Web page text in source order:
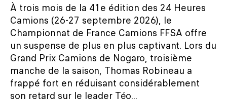
À trois mois de la 41e édition des 24 Heures
Camions (26-27 septembre 2026), le
Championnat de France Camions FFSA offre
un suspense de plus en plus captivant. Lors du
Grand Prix Camions de Nogaro, troisième
manche de la saison, Thomas Robineau a
frappé fort en réduisant considérablement
son retard sur le leader Téo...